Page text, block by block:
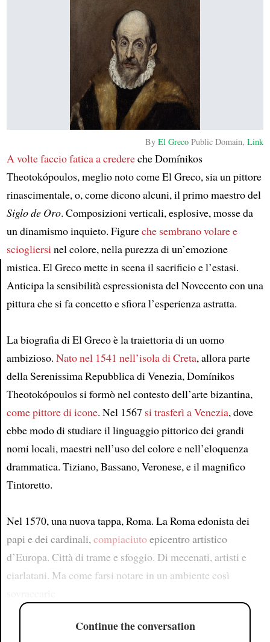
Article
ByEl Greco Public Domain,Link
A volte faccio fatica a credereche Domínikos
Theotokópoulos, meglio noto come El Greco, sia un pittore
rinascimentale, o, come dicono alcuni, il primo maestro del
Siglo de Oro. Composizioni verticali, esplosive, mosse da
un dinamismo inquieto. Figureche sembrano volare e
sciogliersinel colore, nella purezza di un’emozione
mistica. El Greco mette in scena il sacrificio e l’estasi.
Anticipa la sensibilità espressionista del Novecento con una
pittura che si fa concetto e sfiora l’esperienza astratta.
La biografia di El Greco è la traiettoria di un uomo
ambizioso. Nato nel 1541 nell’isola di Creta, allora parte
della Serenissima Repubblica di Venezia, Domínikos
Theotokópoulos si formò nel contesto dell’arte bizantina,
come pittore di icone. Nel 1567 si trasferì a Venezia, dove
ebbe modo di studiare il linguaggio pittorico dei grandi
nomi locali, maestri nell’uso del colore e nell’eloquenza
drammatica. Tiziano, Bassano, Veronese, e il magnifico
Tintoretto.
Nel 1570, una nuova tappa, Roma. La Roma edonista dei
papi e dei cardinali,compiaciutoepicentro artistico
d’Europa. Città di trame e sfoggio. Di mecenati, artisti e
ciarlatani. Ma come farsi notare in un ambiente così
Continue the conversation